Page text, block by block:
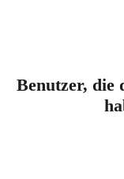
Benutzer, die